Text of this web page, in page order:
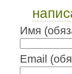
Имя
Email